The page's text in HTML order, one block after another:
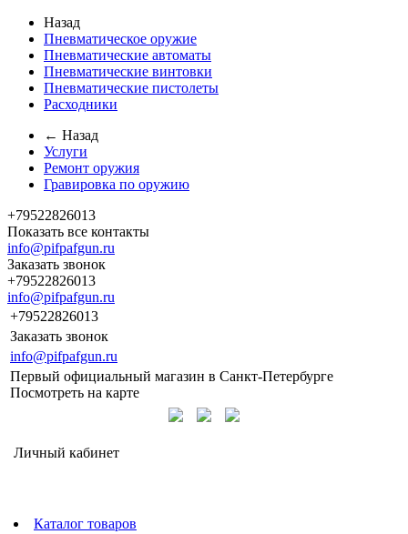
Назад
Пневматическое оружие
Пневматические автоматы
Пневматические винтовки
Пневматические пистолеты
Расходники
← Назад
Услуги
Ремонт оружия
Гравировка по оружию
+79522826013
Показать все контакты
info@pifpafgun.ru
Заказать звонок
+79522826013
info@pifpafgun.ru
+79522826013
Заказать звонок
info@pifpafgun.ru
Первый официальный магазин в Санкт-Петербурге
Посмотреть на карте
Личный кабинет
Каталог товаров